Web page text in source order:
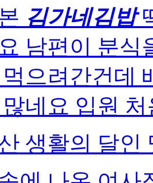
김가네김밥
남편이 분식
으려간건데
네요 입원 처
생활의 달